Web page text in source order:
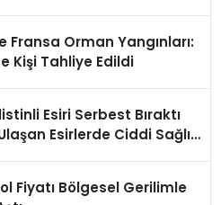
Fransa Orman Yangınları:
Kişi Tahliye Edildi
Esiri Serbest Bıraktı
Esirlerde Ciddi Sağlık
Fiyatı Bölgesel Gerilimle